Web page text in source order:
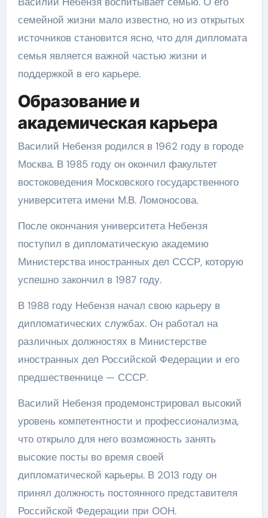
семейной жизни мало известно, но из открытых
источников становится ясно, что для дипломата
семья является важной частью жизни и
поддержкой в его карьере.
Образование и
академическая карьера
Василий Небензя родился в 1962 году в городе
Москва. В 1985 году он окончил факультет
востоковедения Московского государственного
университета имени М.В. Ломоносова.
После окончания университета Небензя
поступил в дипломатическую академию
Министерства иностранных дел СССР, которую
успешно закончил в 1987 году.
В 1988 году Небензя начал свою карьеру в
дипломатических службах. Он работал на
различных должностях в Министерстве
иностранных дел Российской Федерации и его
предшественнице — СССР.
Василий Небензя продемонстрировал высокий
уровень компетентности и профессионализма,
что открыло для него возможность занять
высокие посты во время своей
дипломатической карьеры. В 2013 году он
принял должность постоянного представителя
Российской Федерации при ООН.